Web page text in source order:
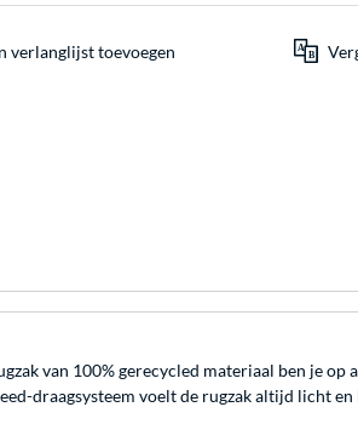
verlanglijst toevoegen
van 100% gerecycled materiaal ben je
draagsysteem voelt de rugzak altijd licht